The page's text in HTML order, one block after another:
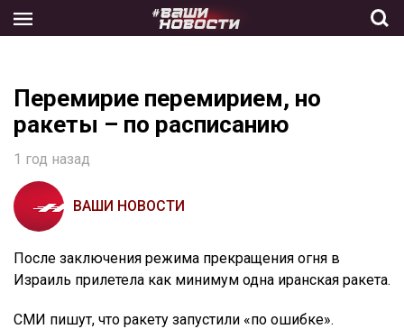
the
Перемирие перемирием, но
ракеты – по расписанию
1 год назад
ВАШИ НОВОСТИ
После заключения режима прекращения огня в
Израиль прилетела как минимум одна иранская ракета.
СМИ пишут, что ракету запустили «по ошибке».